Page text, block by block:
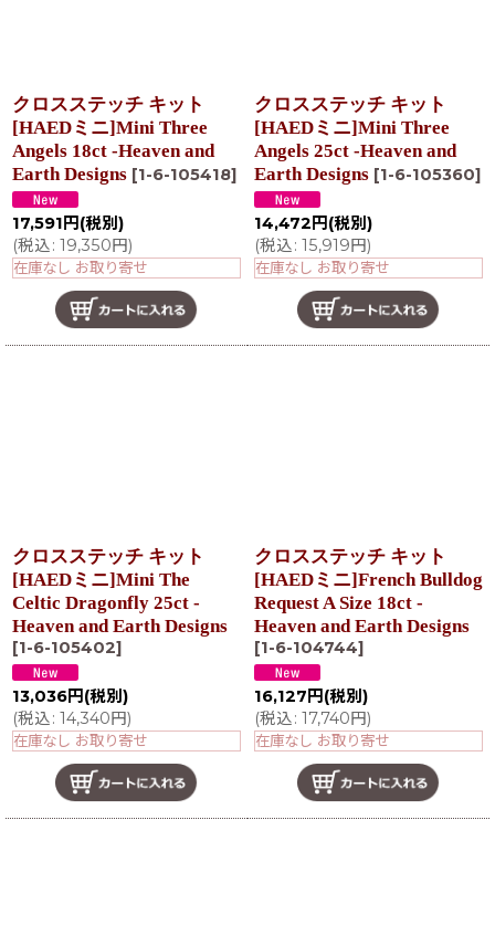
クロスステッチ キット
[HAEDミニ]Mini Three
Angels 18ct -Heaven and
Earth Designs [1-6-105418]
17,591 円 (税別)
(税込: 19,350円)
在庫なし お取り寄せ
クロスステッチ キット
[HAEDミニ]Mini Three
Angels 25ct -Heaven and
Earth Designs [1-6-105360]
14,472 円 (税別)
(税込: 15,919円)
在庫なし お取り寄せ
クロスステッチ キット
[HAEDミニ]Mini The
Celtic Dragonfly 25ct -
Heaven and Earth Designs
[1-6-105402]
13,036円 (税別)
(税込: 14,340円)
在庫なし お取り寄せ
クロスステッチ キット
[HAEDミニ]French Bulldog
Request A Size 18ct -
Heaven and Earth Designs
[1-6-104744]
16,127 円 (税別)
(税込: 17,740円)
在庫なし お取り寄せ